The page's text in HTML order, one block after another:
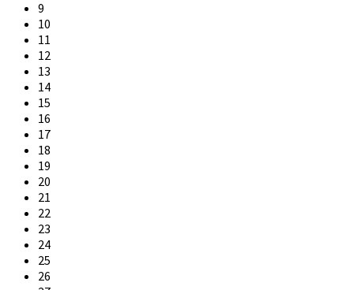
9
10
11
12
13
14
15
16
17
18
19
20
21
22
23
24
25
26